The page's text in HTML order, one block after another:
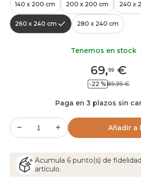
140 x 200 cm 200 x 200 cm 240 x
260 x 240 cm 280 x 240 cm
69,99 €
-22 % 89,99 €
Paga en 3 plazos sin
Añadir a
Acumula 6 punto(s) de
artículo.